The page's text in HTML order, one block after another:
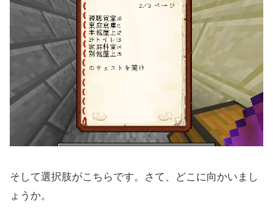
そして選択肢がこちらです。さて、どこに向かいまし
ょうか。